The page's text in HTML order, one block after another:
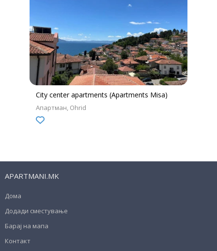
City center apartments (Apartments Misa)
Апартман Ohrid
APARTMANI.MK
Дома
Додади сместување
Барај на мапа
Контакт